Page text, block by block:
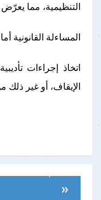
التنظيمية، مما
المساءلة القانونية
اتخاذ إجراءات
الإيقاف، أو غير ذلك
«